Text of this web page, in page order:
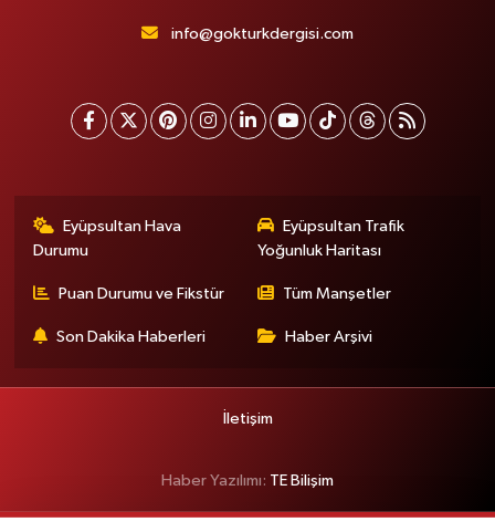
info@gokturkdergisi.com
Eyüpsultan Hava
Durumu
Eyüpsultan Trafik
Yoğunluk Haritası
Puan Durumu ve Fikstür Tüm Manşetler
Son Dakika Haberleri Haber Arşivi
İletişim
Haber Yazılımı: TE Bilişim